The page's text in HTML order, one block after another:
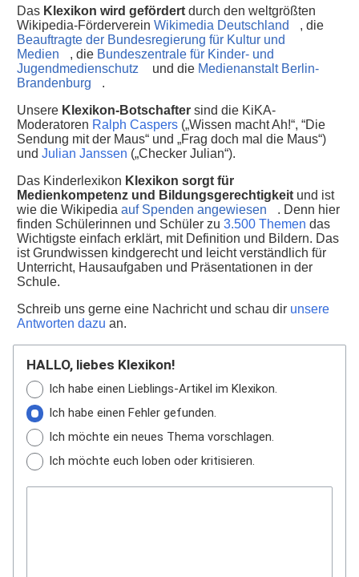
Das Klexikon wird gefördert durch den weltgrößten
Wikipedia-Förderverein Wikimedia Deutschland
, die
Beauftragte der Bundesregierung für Kultur und
Medien
, die Bundeszentrale für Kinder- und
Jugendmedienschutz
und die Medienanstalt Berlin-
Brandenburg
.
Unsere Klexikon-Botschafter sind die KiKA-
Moderatoren Ralph Caspers („Wissen macht Ah!“, “Die
Sendung mit der Maus“ und „Frag doch mal die Maus“)
und Julian Janssen („Checker Julian“).
Das Kinderlexikon Klexikon sorgt für
Medienkompetenz und Bildungsgerechtigkeit und ist
wie die Wikipedia auf Spenden angewiesen
. Denn hier
finden Schülerinnen und Schüler zu 3.500 Themen das
Wichtigste einfach erklärt, mit Definition und Bildern. Das
ist Grundwissen kindgerecht und leicht verständlich für
Unterricht, Hausaufgaben und Präsentationen in der
Schule.
Schreib uns gerne eine Nachricht und schau dir unsere
Antworten dazu an.
HALLO, liebes Klexikon!
Ich habe einen Lieblings-Artikel im Klexikon.
Ich habe einen Fehler gefunden.
Ich möchte ein neues Thema vorschlagen.
Ich möchte euch loben oder kritisieren.